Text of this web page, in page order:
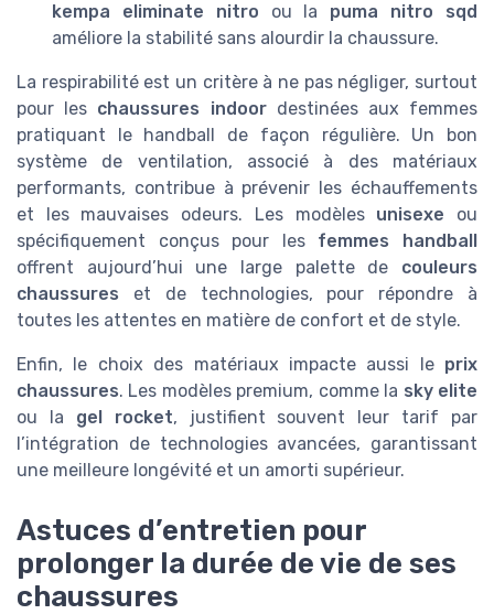
kempa eliminate nitro ou la puma nitro sqd
améliore la stabilité sans alourdir la chaussure.
La respirabilité est un critère à ne pas négliger, surtout
pour les chaussures indoordestinées aux femmes
pratiquant le handball de façon régulière. Un bon
système de ventilation, associé à des matériaux
performants, contribue à prévenir les échauffements
et les mauvaises odeurs. Les modèles unisexe ou
spécifiquement conçus pour les femmes handball
offrent aujourd’hui une large palette de couleurs
chaussures et de technologies, pour répondre à
toutes les attentes en matière de confort et de style.
Enfin, le choix des matériaux impacte aussi le prix
chaussures. Les modèles premium, comme la sky elite
ou la gel rocket, justifient souvent leur tarif par
l’intégration de technologies avancées, garantissant
une meilleure longévité et un amorti supérieur.
Astuces d’entretien pour
prolonger la durée de vie de ses
chaussures